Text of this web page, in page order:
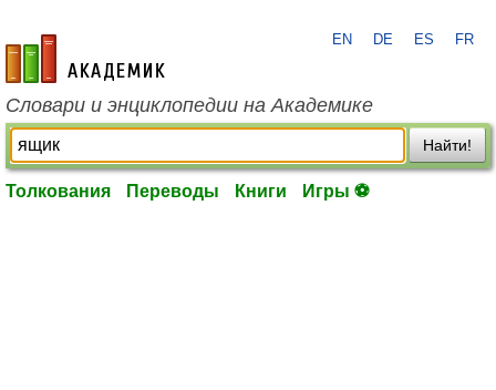
academic.ru
EN DE ES FR
Словари и энциклопедии на Академике
Найти!
Толкования Переводы Книги Игры ⚽